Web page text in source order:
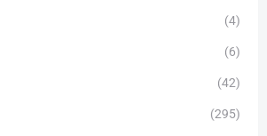
(4)
(6)
(42)
(295)